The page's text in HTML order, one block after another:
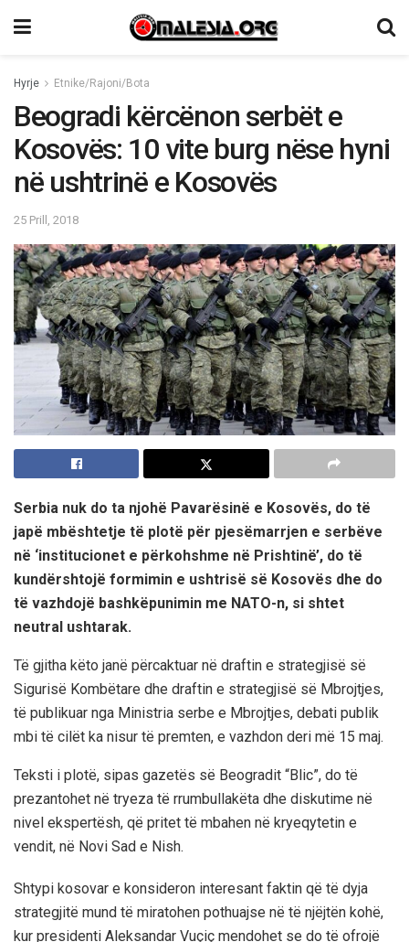
Hyrje Etnike/Rajoni/Bota
Beogradi kërcënon serbët e
Kosovës: 10 vite burg nëse hyni
në ushtrinë e Kosovës
25 Prill, 2018
Serbia nuk do ta njohë Pavarësinë e Kosovës, do të
japë mbështetje të plotë për pjesëmarrjen e serbëve
në ‘institucionet e përkohshme në Prishtinë’, do të
kundërshtojë formimin e ushtrisë së Kosovës dhe do
të vazhdojë bashkëpunimin me NATO-n, si shtet
neutral ushtarak.
Të gjitha këto janë përcaktuar në draftin e strategjisë së
Sigurisë Kombëtare dhe draftin e strategjisë së Mbrojtjes,
të publikuar nga Ministria serbe e Mbrojtjes, debati publik
mbi të cilët ka nisur të premten, e vazhdon deri më 15 maj.
Teksti i plotë, sipas gazetës së Beogradit “Blic”, do të
prezantohet në tryeza të rrumbullakëta dhe diskutime në
nivel ekspertësh, që pritet të mbahen në kryeqytetin e
vendit, në Novi Sad e Nish.
Shtypi kosovar e konsideron interesant faktin që të dyja
strategjitë mund të miratohen pothuajse në të njëjtën kohë,
kur presidenti Aleksandar Vuçiç mendohet se do të ofrojë